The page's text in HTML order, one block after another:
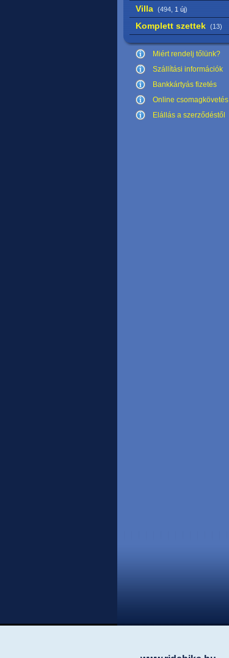
Villa (494, 1 új)
Komplett szettek (13)
Miért rendelj tőlünk?
Szállítási információk
Bankkártyás fizetés
Online csomagkövetés
Elállás a szerződéstől